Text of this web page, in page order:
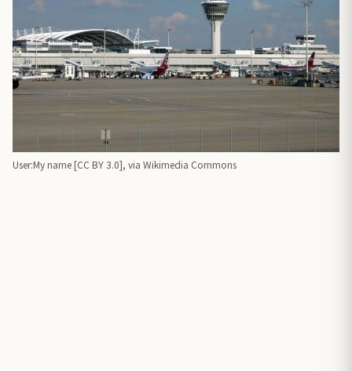
User:My name [CC BY 3.0], via Wikimedia Commons